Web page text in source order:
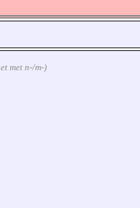
met n-/m-)